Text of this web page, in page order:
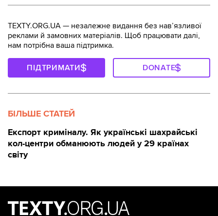
TEXTY.ORG.UA — незалежне видання без навʼязливої
реклами й замовних матеріалів. Щоб працювати далі,
нам потрібна ваша підтримка.
ПІДТРИМАТИ DONATE
БІЛЬШЕ СТАТЕЙ
Експорт криміналу. Як українські шахрайські
кол-центри обманюють людей у 29 країнах
світу